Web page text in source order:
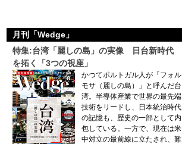
月刊「Wedge」
特集:台湾「麗しの島」の実像 日台新時代
を拓く「3つの視座」
かつてポルトガル人が「フォル
モサ（麗しの島）」と呼んだ台
湾。半導体産業で世界の最先端
技術をリードし、日本統治時代
の記憶も、歴史の一部として内
包している。一方で、現在は米
中対立の最前線に立たされ、難